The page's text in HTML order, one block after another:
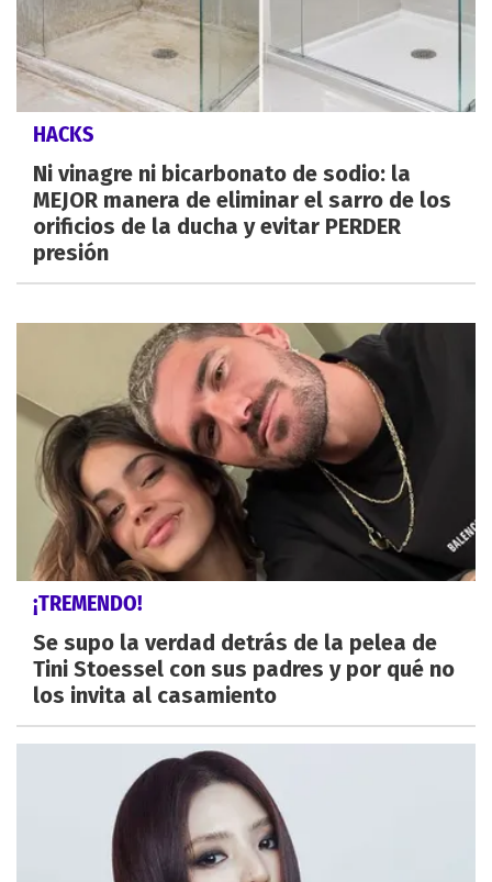
HACKS
Ni vinagre ni bicarbonato de sodio: la
MEJOR manera de eliminar el sarro de los
orificios de la ducha y evitar PERDER
presión
¡TREMENDO!
Se supo la verdad detrás de la pelea de
Tini Stoessel con sus padres y por qué no
los invita al casamiento